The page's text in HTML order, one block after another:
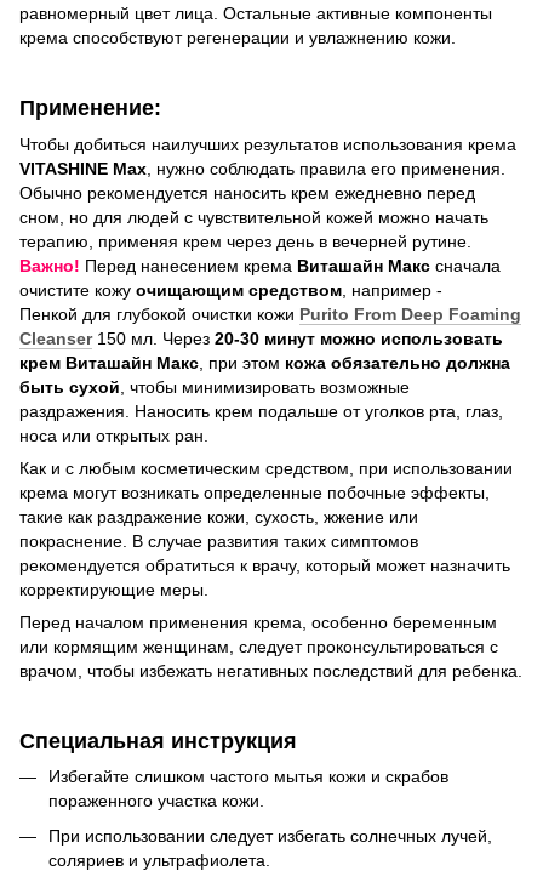
равномерный цвет лица. Остальные активные компоненты
крема способствуют регенерации и увлажнению кожи.
Применение:
Чтобы добиться наилучших результатов использования крема
VITASHINE Max , нужно соблюдать правила его применения.
Обычно рекомендуется наносить крем ежедневно перед
сном, но для людей с чувствительной кожей можно начать
терапию, применяя крем через день в вечерней рутине.
Важно! Перед нанесением крема Виташайн Макс сначала
очистите кожу очищающим средством , например -
Пенкой для глубокой очистки кожи Purito From Deep Foaming
Cleanser150 мл. Через 20-30 минут можно использовать
крем Виташайн Макс , при этом кожа обязательно должна
быть сухой , чтобы минимизировать возможные
раздражения. Наносить крем подальше от уголков рта, глаз,
носа или открытых ран.
Как и с любым косметическим средством, при использовании
крема могут возникать определенные побочные эффекты,
такие как раздражение кожи, сухость, жжение или
покраснение. В случае развития таких симптомов
рекомендуется обратиться к врачу, который может назначить
корректирующие меры.
Перед началом применения крема, особенно беременным
или кормящим женщинам, следует проконсультироваться с
врачом, чтобы избежать негативных последствий для ребенка.
Специальная инструкция
Избегайте слишком частого мытья кожи и скрабов
пораженного участка кожи.
При использовании следует избегать солнечных лучей,
соляриев и ультрафиолета.